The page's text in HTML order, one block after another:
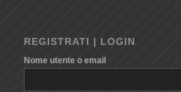
REGISTRATI | LOGIN
Nome utente o email